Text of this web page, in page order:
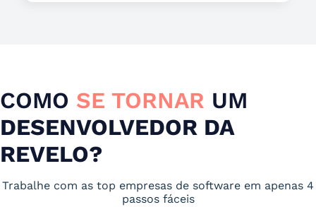
COMO SE TORNAR UM
DESENVOLVEDOR DA
REVELO?
Trabalhe com as top empresas de software em apenas 4
passos fáceis